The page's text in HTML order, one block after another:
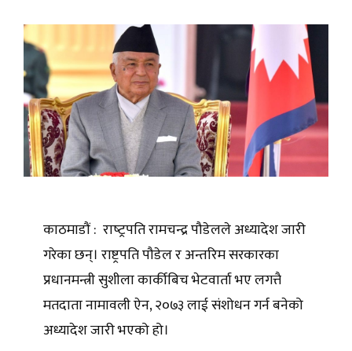
काठमाडौं : राष्‍ट्रपति रामचन्द्र पौडेलले अध्यादेश जारी
गरेका छन्। राष्ट्रपति पौडेल र अन्तरिम सरकारका
प्रधानमन्त्री सुशीला कार्कीबिच भेटवार्ता भए लगत्तै
मतदाता नामावली ऐन, २०७३ लाई संशोधन गर्न बनेको
अध्यादेश जारी भएको हो।